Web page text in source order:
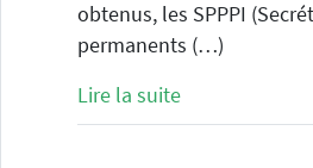
obtenus, les SPPPI
permanents (…)
Lire la suite